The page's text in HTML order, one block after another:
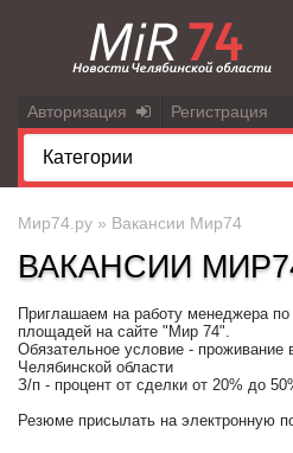
Авторизация Регистрация
Мир74.ру » Вакансии Мир74
ВАКАНСИИ
Приглашаем на работу менеджера
площадей на сайте "Мир 74".
Обязательное условие - проживание
Челябинской области
З/п - процент от сделки от 20% до
Резюме присылать на электронную